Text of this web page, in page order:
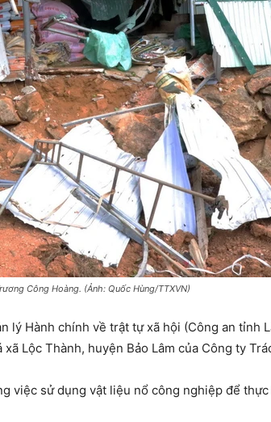
Công Hoàng. (Ảnh: Quốc Hùng/TTXVN)
lý Hành chính về trật tự xã hội (Công an tỉnh
Lộc Thành, huyện Bảo Lâm của Công ty
việc sử dụng vật liệu nổ công nghiệp để